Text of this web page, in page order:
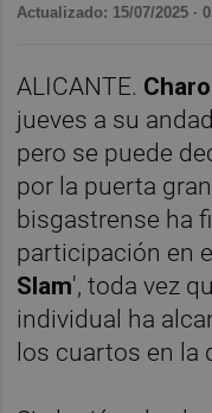
Actualizado: 15/07/2025 ·
ALICANTE.
jueves a su
pero se puede
por la puerta
bisgastrense ha
participación en
Slam', toda vez
individual ha
los cuartos en la